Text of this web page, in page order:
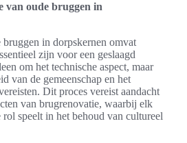
van oude bruggen in
bruggen in dorpskernen omvat
zijn voor een geslaagd
om het technische aspect, maar
van de gemeenschap en het
Dit proces vereist aandacht
van brugrenovatie, waarbij elk
speelt in het behoud van cultureel